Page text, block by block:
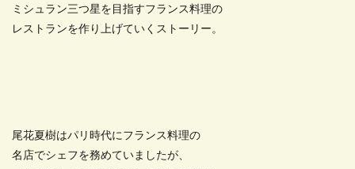
ミシュラン三つ星を目指すフランス料理の
レストランを作り上げていくストーリー。
尾花夏樹はパリ時代にフランス料理の
名店でシェフを務めていましたが、